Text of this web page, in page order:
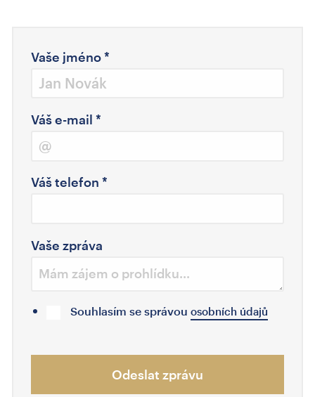
Vaše jméno*
Váš e-mail *
Váš telefon *
Vaše zpráva
Souhlasím se správouosobních údajů
Odeslat zprávu